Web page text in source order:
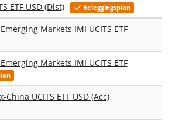
ETF USD (Dist) beleggingsplan
Markets IMI UCITS ETF
Markets IMI UCITS ETF
China UCITS ETF USD (Acc)